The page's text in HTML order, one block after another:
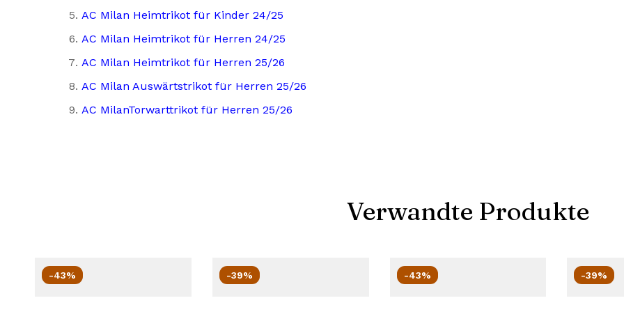
AC Milan Heimtrikot für Kinder 24/25
AC Milan Heimtrikot für Herren 24/25
AC Milan Heimtrikot für Herren 25/26
AC Milan Auswärtstrikot für Herren 25/26
AC MilanTorwarttrikot für Herren 25/26
Verwandte Produkte
-43% -39% -43% -39%